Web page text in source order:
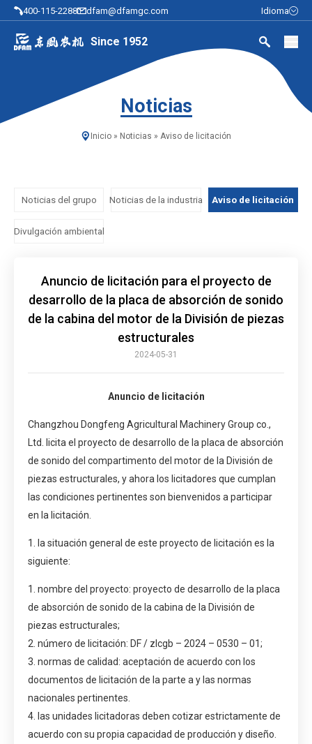
400-115-2288 dfam@dfamgc.com Idioma
Since 1952
Noticias
Inicio » Noticias » Aviso de licitación
Noticias del grupo Noticias de la industria Aviso de licitación
Divulgación ambiental
Anuncio de licitación para el proyecto de
desarrollo de la placa de absorción de sonido
de la cabina del motor de la División de piezas
estructurales
2024-05-31
Anuncio de licitación
Changzhou Dongfeng Agricultural Machinery Group co.,
Ltd. licita el proyecto de desarrollo de la placa de absorción
de sonido del compartimento del motor de la División de
piezas estructurales, y ahora los licitadores que cumplan
las condiciones pertinentes son bienvenidos a participar
en la licitación.
1. la situación general de este proyecto de licitación es la
siguiente:
1. nombre del proyecto: proyecto de desarrollo de la placa
de absorción de sonido de la cabina de la División de
piezas estructurales;
2. número de licitación: DF / zlcgb – 2024 – 0530 – 01;
3. normas de calidad: aceptación de acuerdo con los
documentos de licitación de la parte a y las normas
nacionales pertinentes.
4. las unidades licitadoras deben cotizar estrictamente de
acuerdo con su propia capacidad de producción y diseño.